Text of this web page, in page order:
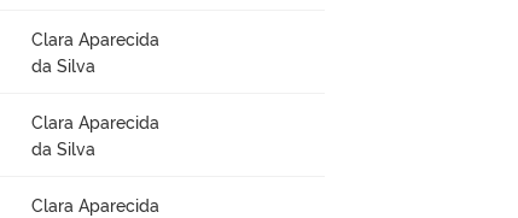
Clara Aparecida
da Silva
Clara Aparecida
da Silva
Clara Aparecida